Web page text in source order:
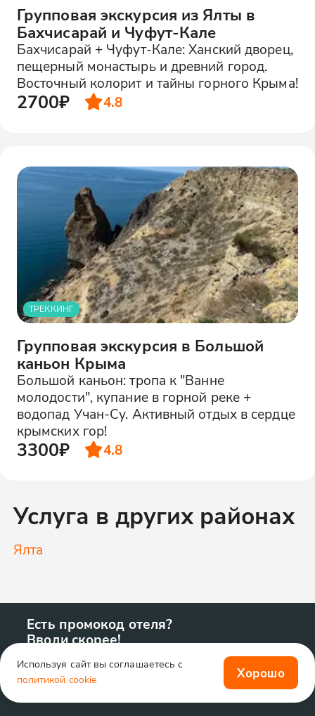
Групповая экскурсия из Ялты в
Бахчисарай и Чуфут-Кале
Бахчисарай + Чуфут-Кале: Ханский дворец,
пещерный монастырь и древний город.
Восточный колорит и тайны горного Крыма!
2700₽ 4.8
ТРЕККИНГ
Групповая экскурсия в Большой
каньон Крыма
Большой каньон: тропа к "Ванне
молодости", купание в горной реке +
водопад Учан-Су. Активный отдых в сердце
крымских гор!
3300₽ 4.8
Услуга в других районах
Ялта
Есть промокод отеля?
Вводи скорее!
Используя сайт вы соглашаетесь с
политикой cookie
Хорошо